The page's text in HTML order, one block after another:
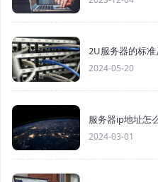
2U服务器的标
2024-05-20
服务器ip地址怎
2024-03-01